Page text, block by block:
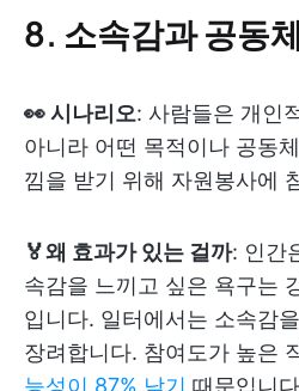
8. 소속감과 공동
👀 시나리오: 사람들은 개인
아니라 어떤 목적이나 공동
낌을 받기 위해 자원봉사에
🏅왜 효과가 있는 걸까: 인간
속감을 느끼고 싶은 욕구는
입니다. 일터에서는 소속감
장려합니다. 참여도가 높은
능성이 87% 낮기 때문입니